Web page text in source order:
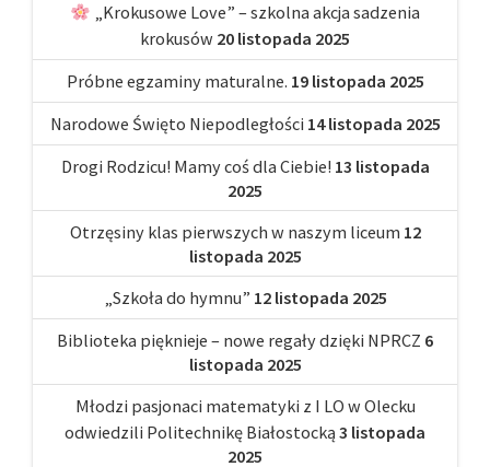
„Krokusowe Love” – szkolna akcja sadzenia
krokusów 20 listopada 2025
Próbne egzaminy maturalne. 19 listopada 2025
Narodowe Święto Niepodległości 14 listopada 2025
Drogi Rodzicu! Mamy coś dla Ciebie! 13 listopada
2025
Otrzęsiny klas pierwszych w naszym liceum 12
listopada 2025
„Szkoła do hymnu” 12 listopada 2025
Biblioteka pięknieje – nowe regały dzięki NPRCZ 6
listopada 2025
Młodzi pasjonaci matematyki z I LO w Olecku
odwiedzili Politechnikę Białostocką 3 listopada
2025